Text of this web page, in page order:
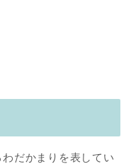
わだかまりを表してい